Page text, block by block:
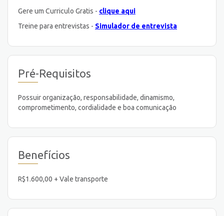
Gere um Curriculo Gratis - clique aqui
Treine para entrevistas - Simulador de entrevista
Pré-Requisitos
Possuir organização, responsabilidade, dinamismo,
comprometimento, cordialidade e boa comunicação
Benefícios
R$1.600,00 + Vale transporte